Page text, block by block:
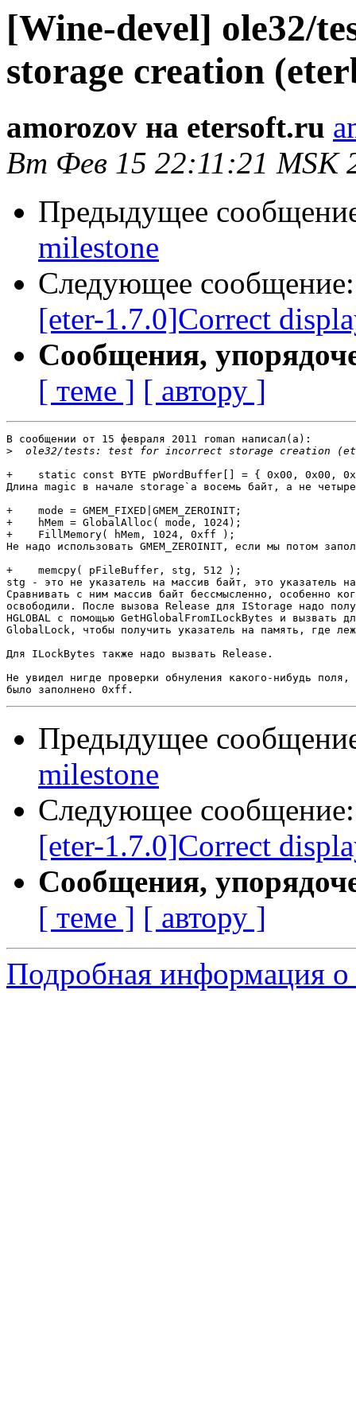
[Wine-devel] ole32/
storage creation
amorozov на etersoft.ru
Вт Фев 15 22:11:21 MSK
Предыдущее
milestone
Следующее
[eter-1.7.0]Correct
Сообщения,
[ теме ] [ автору ]
В сообщении от 15 февраля 2011 roman написал(a):
>
+    static const BYTE pWordBuffer[] = { 0x00, 0x00,
Длина magic в начале storage`а восемь байт, а не
+    mode = GMEM_FIXED|GMEM_ZEROINIT;
+    hMem = GlobalAlloc( mode, 1024);
+    FillMemory( hMem, 1024, 0xff );
Не надо использовать GMEM_ZEROINIT, если мы потом
+    memcpy( pFileBuffer, stg, 512 );
stg - это не указатель на массив байт, это указатель
Сравнивать с ним массив байт бессмысленно, особенно
освободили. После вызова Release для IStorage надо
HGLOBAL с помощью GetHGlobalFromILockBytes и вызвать
GlobalLock, чтобы получить указатель на память, где
Для ILockBytes также надо вызвать Release.
Не увидел нигде проверки обнуления какого-нибудь
Предыдущее
milestone
Следующее
[eter-1.7.0]Correct
Сообщения,
[ теме ] [ автору ]
Подробная информация о